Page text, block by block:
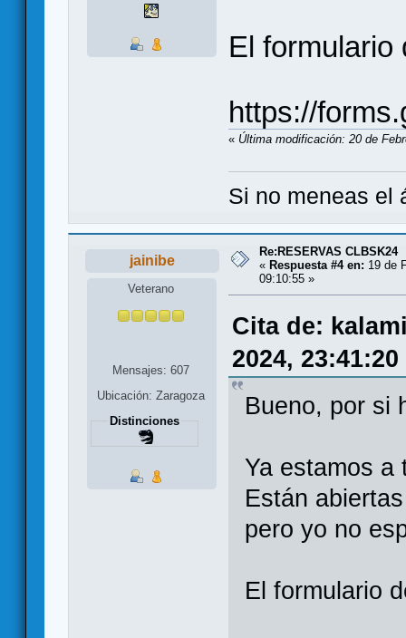
El formulario
https://
« Última modificación: 20 de
Si no meneas el
jainibe
Veterano
Mensajes: 607
Ubicación: Zaragoza
Distinciones
Re:RESERVAS CLBSK24
« Respuesta #4 en: 19 de
09:10:55 »
Cita de:
2024, 23:41:20
Bueno, por si
Ya estamos a
Están
pero yo no
El formulario